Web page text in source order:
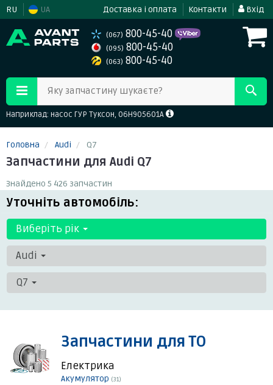
RU UA Доставка і оплата Контакти Вхід
(067) 800-45-40
(095) 800-45-40
(063) 800-45-40
Яку запчастину шукаєте?
Наприклад: насос ГУР Туксон, 06H905601A
Головна Audi Q7
Запчастини для Audi Q7
Знайдено 5 426 запчастин
Уточніть автомобіль:
Виберіть рік
Audi
Q7
Запчастини для ТО
Електрика
Акумулятор (31)